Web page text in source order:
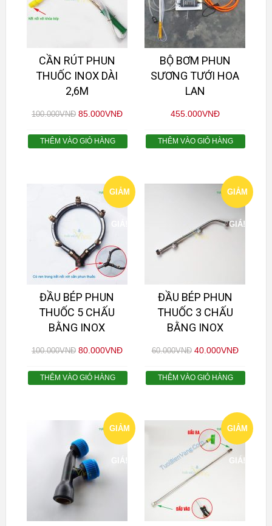
CẦN RÚT PHUN
THUỐC INOX DÀI
2,6M
100.000VNĐ 85.000VNĐ
THÊM VÀO GIỎ HÀNG
BỘ BƠM PHUN
SƯƠNG TƯỚI HOA
LAN
455.000VNĐ
THÊM VÀO GIỎ HÀNG
GIẢM
ĐẦU BÉP PHUN
THUỐC 5 CHẤU
BẰNG INOX
100.000VNĐ 80.000VNĐ
THÊM VÀO GIỎ HÀNG
GIẢM
GIÁ!
ĐẦU BÉP PHUN
THUỐC 3 CHẤU
BẰNG INOX
60.000VNĐ 40.000VNĐ
THÊM VÀO GIỎ HÀNG
GIẢM
GIÁ!
GIẢM
GIÁ!